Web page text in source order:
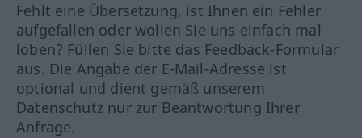
Fehlt eine Übersetzung, ist Ihnen ein Fehler
aufgefallen oder wollen Sie uns einfach mal
loben? Füllen Sie bitte das Feedback-Formular
aus. Die Angabe der E-Mail-Adresse ist
optional und dient gemäß unserem
Datenschutz nur zur Beantwortung Ihrer
Anfrage.